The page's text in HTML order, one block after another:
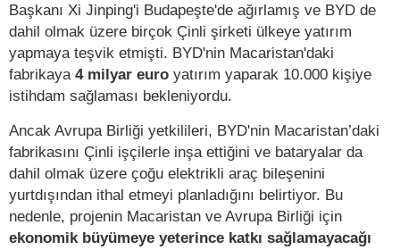
Başkanı Xi Jinping'i Budapeşte'de ağırlamış ve BYD de
dahil olmak üzere birçok Çinli şirketi ülkeye yatırım
yapmaya teşvik etmişti. BYD'nin Macaristan'daki
fabrikaya 4 milyar euro yatırım yaparak 10.000 kişiye
istihdam sağlaması bekleniyordu.
Ancak Avrupa Birliği yetkilileri, BYD'nin Macaristan’daki
fabrikasını Çinli işçilerle inşa ettiğini ve bataryalar da
dahil olmak üzere çoğu elektrikli araç bileşenini
yurtdışından ithal etmeyi planladığını belirtiyor. Bu
nedenle, projenin Macaristan ve Avrupa Birliği için
ekonomik büyümeye yeterince katkı sağlamayacağı